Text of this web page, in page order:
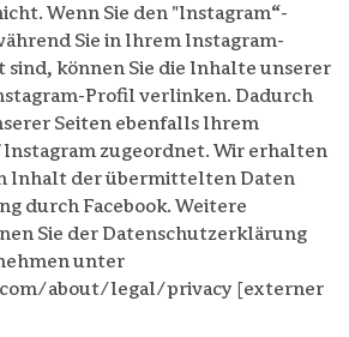
Wenn Sie den "Instagram“-
Sie in Ihrem Instagram-
können Sie die Inhalte unserer
Profil verlinken. Dadurch
Seiten ebenfalls Ihrem
zugeordnet. Wir erhalten
Inhalt der übermittelten Daten
durch Facebook. Weitere
Sie der Datenschutzerklärung
unter
about/legal/privacy [externer